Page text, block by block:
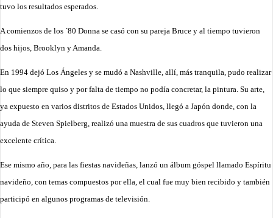
tuvo los resultados esperados.
A comienzos de los ´80 Donna se casó con su pareja Bruce y al tiempo tuvieron
dos hijos, Brooklyn y Amanda.
En 1994 dejó Los Ángeles y se mudó a Nashville, allí, más tranquila, pudo realizar
lo que siempre quiso y por falta de tiempo no podía concretar, la pintura. Su arte,
ya expuesto en varios distritos de Estados Unidos, llegó a Japón donde, con la
ayuda de Steven Spielberg, realizó una muestra de sus cuadros que tuvieron una
excelente crítica.
Ese mismo año, para las fiestas navideñas, lanzó un álbum góspel llamado Espíritu
navideño, con temas compuestos por ella, el cual fue muy bien recibido y también
participó en algunos programas de televisión.